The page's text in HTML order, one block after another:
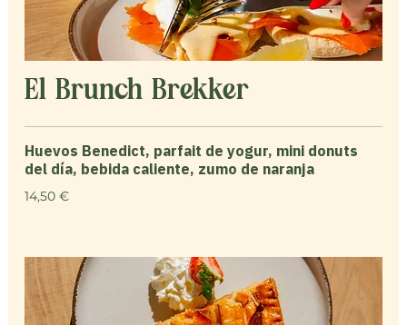
El Brunch Brekker
Huevos Benedict, parfait de yogur, mini donuts
del día, bebida caliente, zumo de naranja
14,50 €